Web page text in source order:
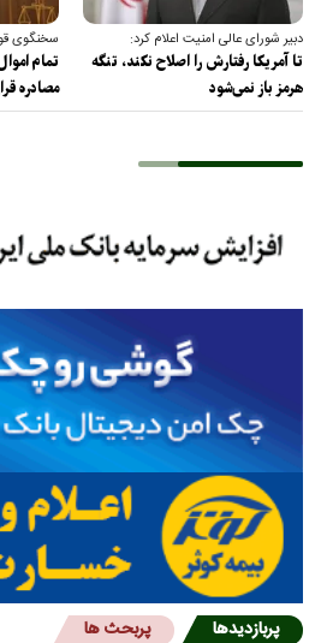
دبیر شورای عالی امنیت اعلام کرد:
تا آمریکا رفتارش را اصلاح نکند، تنگه
هرمز باز نمی‌شود
سخنگوی
تمام
مصادره
پربازدیدها پربحث ها